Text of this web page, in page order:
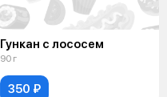
Гункан с лососем
90 г
350 ₽